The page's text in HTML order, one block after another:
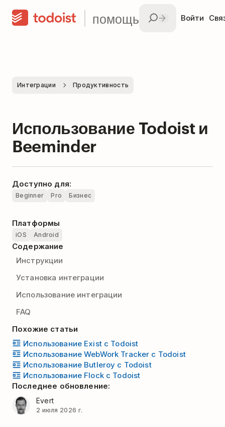
помощь Войти
Интеграции Продуктивность
Использование Todoist и
Beeminder
Доступно для:
Beginner Pro Бизнес
Платформы
iOS Android
Содержание
Инструкции
Установка интеграции
Использование интеграции
FAQ
Похожие статьи
Использование Exist c Todoist
Использование WebWork Tracker с Todoist
Использование Butleroy с Todoist
Использование Flock с Todoist
Последнее обновление:
Evert
2 июля 2026 г.